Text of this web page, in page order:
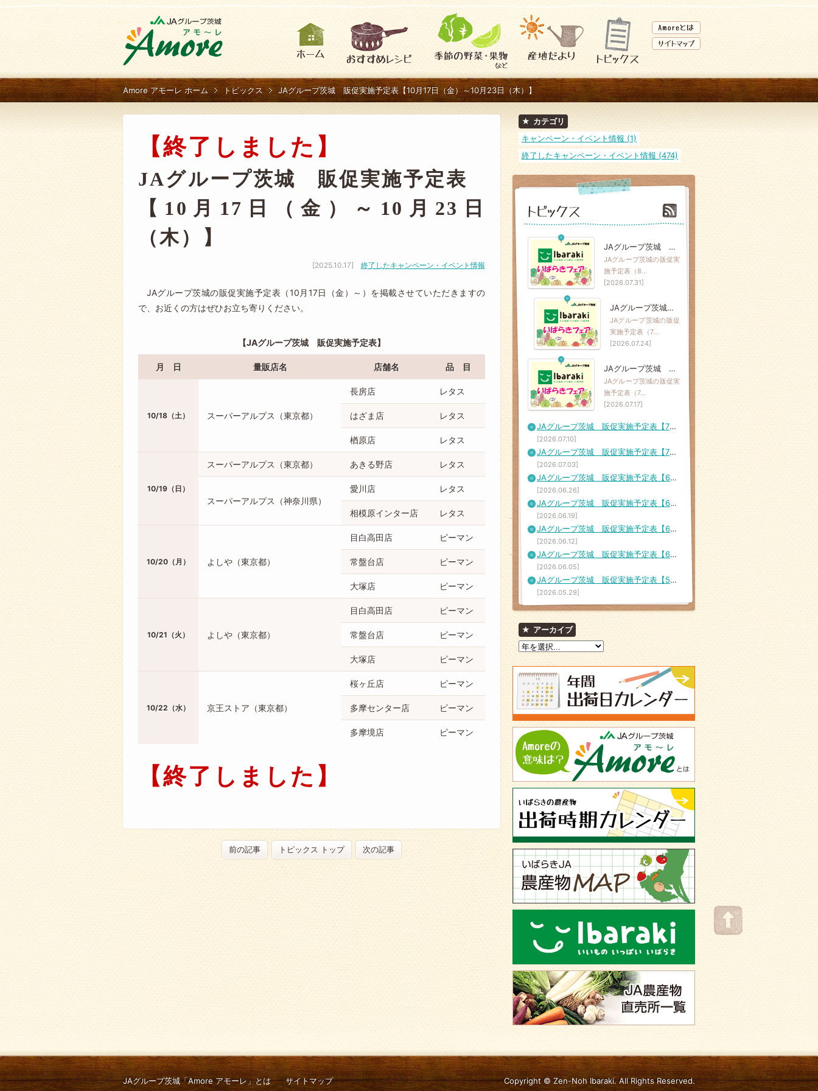
Amore アモーレ ホーム トピックス JAグループ茨城 販促実施予定表【10月17日（金）～10月23日（木）】
【終了しました】
JAグループ茨城 販促実施予定表
【10月17日（金）～10月23日
（木）】
終了したキャンペーン・イベント情報
[2025.10.17]
JAグループ茨城の販促実施予定表（10月17日（金）～）を掲載させていただきますの
で、お近くの方はぜひお立ち寄りください。
JAグループ茨城 販促実施予定表
月 日 量販店名 店舗名 品 目
10/18（土） スーパーアルプス（東京都）
長房店 レタス
はざま店 レタス
楢原店 レタス
10/19（日）
スーパーアルプス（東京都） あきる野店 レタス
スーパーアルプス（神奈川県）
愛川店 レタス
相模原インター店 レタス
10/20（月） よしや（東京都）
目白高田店 ピーマン
常盤台店 ピーマン
大塚店 ピーマン
10/21（火） よしや（東京都）
目白高田店 ピーマン
常盤台店 ピーマン
大塚店 ピーマン
10/22（水） 京王ストア（東京都）
桜ヶ丘店 ピーマン
多摩センター店 ピーマン
多摩境店 ピーマン
【終了しました】
前の記事 トピックス トップ 次の記事
カテゴリ
キャンペーン・イベント情報 (1)
終了したキャンペーン・イベント情報 (474)
JAグループ茨城 販促実施予定表【8月7日（金）～8月16日（日）】
JAグループ茨城の販促実
施予定表（8…
[2026.07.31]
JAグループ茨城 販促実施予定表【7月24日（金）～7月30日（木）】
JAグループ茨城の販促
実施予定表（7…
[2026.07.24]
JAグループ茨城 販促実施予定表【7月17日（金）～7月23日（木）】
JAグループ茨城の販促実
施予定表（7…
[2026.07.17]
JAグループ茨城 販促実施予定表【7月10日（金）～7月16日（木）】
[2026.07.10]
JAグループ茨城 販促実施予定表【7月3日（金）～7月9日（木）】
[2026.07.03]
JAグループ茨城 販促実施予定表【6月26日（金）～7月2日（木）】
[2026.06.26]
JAグループ茨城 販促実施予定表【6月19日（金）～6月25日（木）】
[2026.06.19]
JAグループ茨城 販促実施予定表【6月12日（金）～6月18日（木）】
[2026.06.12]
JAグループ茨城 販促実施予定表【6月5日（金）～6月11日（木）】
[2026.06.05]
JAグループ茨城 販促実施予定表【5月29日（金）～6月4日（木）】
[2026.05.29]
アーカイブ
JAグループ茨城「Amore アモーレ」とは サイトマップ Copyright © Zen-Noh Ibaraki. All Rights Reserved.